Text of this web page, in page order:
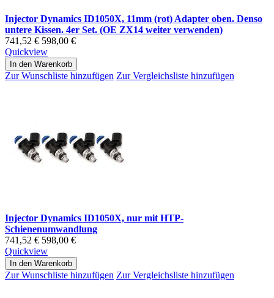
Injector Dynamics ID1050X, 11mm (rot) Adapter oben. Denso
untere Kissen. 4er Set. (OE ZX14 weiter verwenden)
741,52 € 598,00 €
Quickview
In den Warenkorb
Zur Wunschliste hinzufügen Zur Vergleichsliste hinzufügen
Injector Dynamics ID1050X, nur mit HTP-
Schienenumwandlung
741,52 € 598,00 €
Quickview
In den Warenkorb
Zur Wunschliste hinzufügen Zur Vergleichsliste hinzufügen